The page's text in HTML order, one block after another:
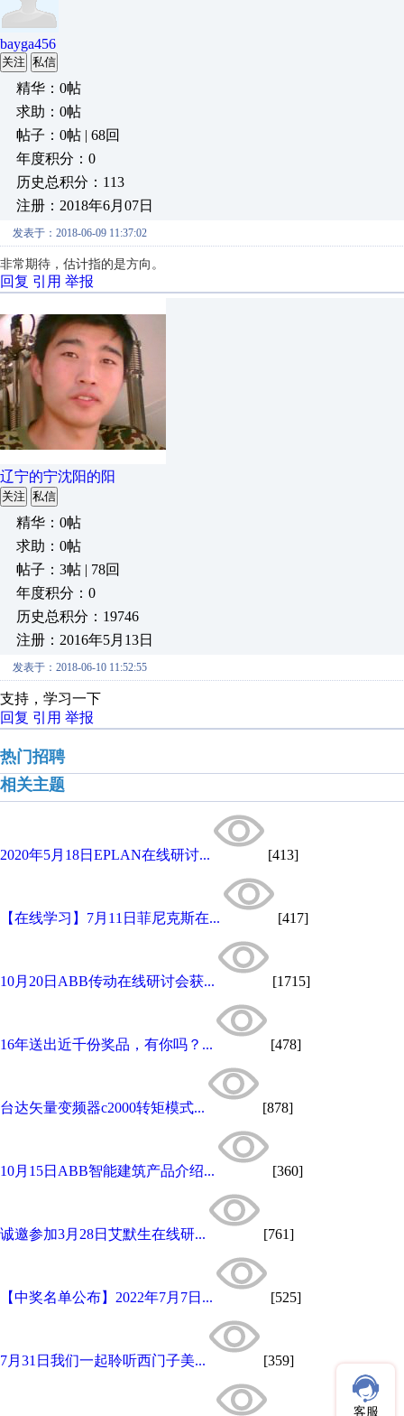
bayga456
关注 私信
精华：0帖
求助：0帖
帖子：0帖 | 68回
年度积分：0
历史总积分：113
注册：2018年6月07日
发表于：2018-06-09 11:37:02
非常期待，估计指的是方向。
回复 引用 举报
辽宁的宁沈阳的阳
关注 私信
精华：0帖
求助：0帖
帖子：3帖 | 78回
年度积分：0
历史总积分：19746
注册：2016年5月13日
发表于：2018-06-10 11:52:55
支持，学习一下
回复 引用 举报
热门招聘
相关主题
2020年5月18日EPLAN在线研讨... [413]
【在线学习】7月11日菲尼克斯在... [417]
10月20日ABB传动在线研讨会获... [1715]
16年送出近千份奖品，有你吗？... [478]
台达矢量变频器c2000转矩模式... [878]
10月15日ABB智能建筑产品介绍... [360]
诚邀参加3月28日艾默生在线研... [761]
【中奖名单公布】2022年7月7日... [525]
7月31日我们一起聆听西门子美... [359]
客服